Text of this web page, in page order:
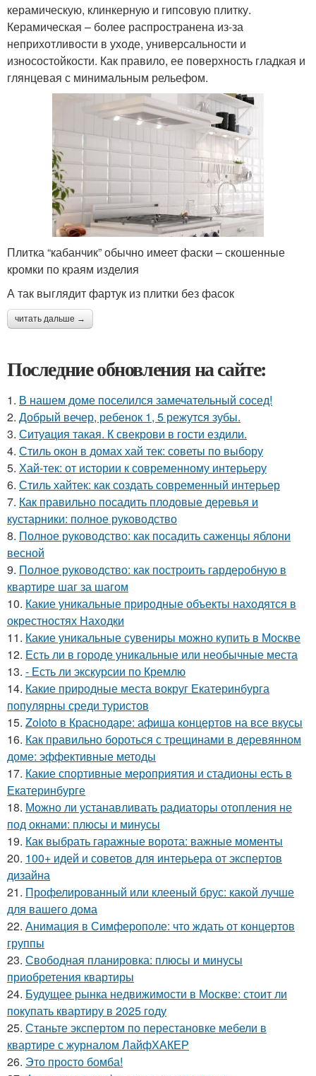
керамическую, клинкерную и гипсовую плитку.
Керамическая – более распространена из-за
неприхотливости в уходе, универсальности и
износостойкости. Как правило, ее поверхность гладкая и
глянцевая с минимальным рельефом.
Плитка “кабанчик” обычно имеет фаски – скошенные
кромки по краям изделия
А так выглядит фартук из плитки без фасок
читать дальше →
Последние обновления на сайте:
1. В нашем доме поселился замечательный сосед!
2. Добрый вечер, ребенок 1, 5 режутся зубы.
3. Ситуaция такая. К свекрови в гости ездили.
4. Стиль окон в домах хай тек: советы по выбору
5. Хай-тек: от истории к современному интерьеру
6. Стиль хайтек: как создать современный интерьер
7. Как правильно посадить плодовые деревья и
кустарники: полное руководство
8. Полное руководство: как посадить саженцы яблони
весной
9. Полное руководство: как построить гардеробную в
квартире шаг за шагом
10. Какие уникальные природные объекты находятся в
окрестностях Находки
11. Какие уникальные сувениры можно купить в Москве
12. Есть ли в городе уникальные или необычные места
13. - Есть ли экскурсии по Кремлю
14. Какие природные места вокруг Екатеринбурга
популярны среди туристов
15. Zoloto в Краснодаре: афиша концертов на все вкусы
16. Как правильно бороться с трещинами в деревянном
доме: эффективные методы
17. Какие спортивные мероприятия и стадионы есть в
Екатеринбурге
18. Можно ли устанавливать радиаторы отопления не
под окнами: плюсы и минусы
19. Как выбрать гаражные ворота: важные моменты
20. 100+ идей и советов для интерьера от экспертов
дизайна
21. Профелированный или клееный брус: какой лучше
для вашего дома
22. Анимация в Симферополе: что ждать от концертов
группы
23. Свободная планировка: плюсы и минусы
приобретения квартиры
24. Будущее рынка недвижимости в Москве: стоит ли
покупать квартиру в 2025 году
25. Станьте экспертом по перестановке мебели в
квартире с журналом ЛайфХАКЕР
26. Это просто бомба!